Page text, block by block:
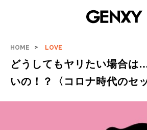
HOME LOVE
どうしてもヤリたい場合は
いの！？〈コロナ時代のセ